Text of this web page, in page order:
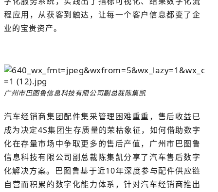
程应用，从获客到触达，让每一个客户信息都变了企
业的宝贵资产。
广州市巴图鲁信息科技有限公司副总裁陈集凯
汽车经销商集团配件集采管理困难重重，售后收益已
成为决定4S集团生存质量的荣枯象征，如何借助数字
化在存量市场中争取更多的售后产值，广州市巴图鲁
信息科技有限公司副总裁陈集凯分享了汽车售后数字
化解决方案。巴图鲁基于近10年深度参与配件供应链
自营而积累的数字化能力体系，针对汽车经销商推出